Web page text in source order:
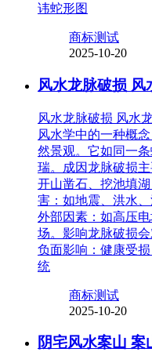
讳蛇形图
商标测试
2025-10-20
风水龙脉破损 风
风水龙脉破损 风水
风水学中的一种概
然景观。它如同一
瑞。成因龙脉破损
开山凿石、挖池填
害：如地震、洪水
外部因素：如高压
场。影响龙脉破损
负面影响：健康受
统
商标测试
2025-10-20
阴宅风水案山 案